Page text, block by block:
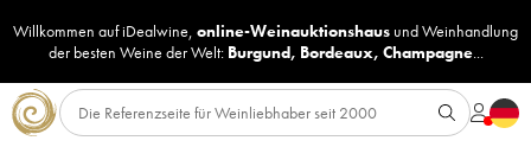
Willkommen auf iDealwine, online-Weinauktionshaus undWeinhandlung
der besten Weine der Welt: Burgund, Bordeaux, Champagne...